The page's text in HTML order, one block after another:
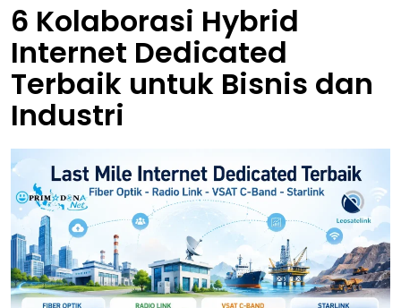
6 Kolaborasi Hybrid
Internet Dedicated
Terbaik untuk Bisnis dan
Industri